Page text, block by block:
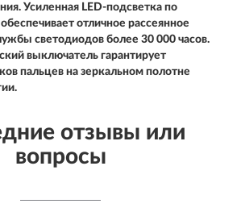
Усиленная LED-подсветка по
отличное рассеянное
светодиодов более 30 000 часов.
выключатель гарантирует
пальцев на зеркальном полотне
отзывы или
вопросы